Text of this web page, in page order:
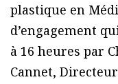
plastique en
d’engagement
à 16 heures par
Cannet,